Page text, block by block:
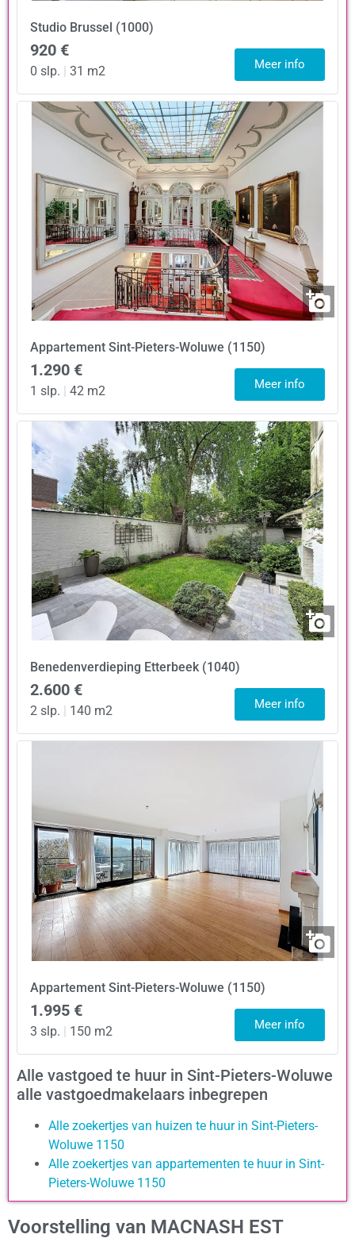
Studio Brussel (1000)
920 €
0 slp. | 31 m2 Meer info
Appartement Sint-Pieters-Woluwe (1150)
1.290 €
1 slp. | 42 m2 Meer info
Benedenverdieping Etterbeek (1040)
2.600 €
2 slp. 140 m2 Meer info
Appartement Sint-Pieters-Woluwe (1150)
1.995 €
3 slp. | 150 m2 Meer info
Alle vastgoed te huur in Sint-Pieters-Woluwe
alle vastgoedmakelaars inbegrepen
Alle zoekertjes van huizen te huur in Sint-Pieters-
Woluwe 1150
Alle zoekertjes van appartementen te huur in Sint-
Pieters-Woluwe 1150
Voorstelling van MACNASH EST